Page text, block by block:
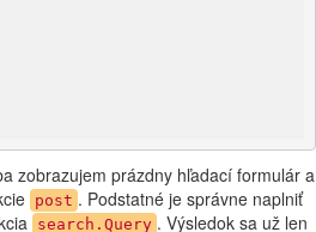
zobrazujem prázdny hľadací formulár a
post . Podstatné je správne naplniť
search.Query . Výsledok sa už len